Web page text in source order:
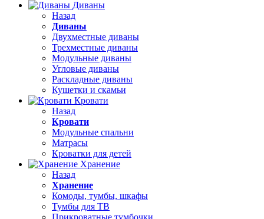
Диваны
Назад
Диваны
Двухместные диваны
Трехместные диваны
Модульные диваны
Угловые диваны
Раскладные диваны
Кушетки и скамьи
Кровати
Назад
Кровати
Модульные спальни
Матрасы
Кроватки для детей
Хранение
Назад
Хранение
Комоды, тумбы, шкафы
Тумбы для ТВ